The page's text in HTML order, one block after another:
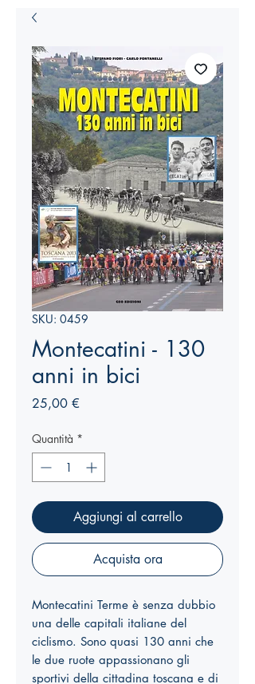
SKU: 0459
Montecatini - 130
anni in bici
25,00 €
Quantità *
Aggiungi al carrello
Acquista ora
Montecatini Terme è senza dubbio
una delle capitali italiane del
ciclismo. Sono quasi 130 anni che
le due ruote appassionano gli
sportivi della cittadina toscana e di